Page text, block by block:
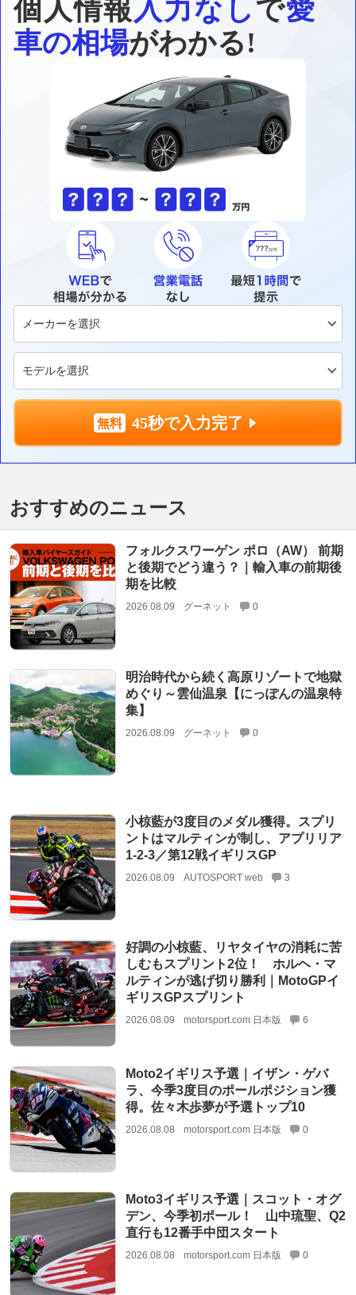
個人情報入力なしで愛
車の相場がわかる!
45秒で入力完了
おすすめのニュース
フォルクスワーゲン ポロ（AW） 前期
と後期でどう違う？｜輸入車の前期後
期を比較
2026.08.09 グーネット 0
明治時代から続く高原リゾートで地獄
めぐり～雲仙温泉【にっぽんの温泉特
集】
2026.08.09 グーネット 0
小椋藍が3度目のメダル獲得。スプリ
ントはマルティンが制し、アプリリア
1-2-3／第12戦イギリスGP
2026.08.09 AUTOSPORT web 3
好調の小椋藍、リヤタイヤの消耗に苦
しむもスプリント2位！ ホルヘ・マ
ルティンが逃げ切り勝利｜MotoGPイ
ギリスGPスプリント
2026.08.09 motorsport.com 日本版 6
Moto2イギリス予選｜イザン・ゲバ
ラ、今季3度目のポールポジション獲
得。佐々木歩夢が予選トップ10
2026.08.08 motorsport.com 日本版 0
Moto3イギリス予選｜スコット・オグ
デン、今季初ポール！ 山中琉聖、Q2
直行も12番手中団スタート
2026.08.08 motorsport.com 日本版 0